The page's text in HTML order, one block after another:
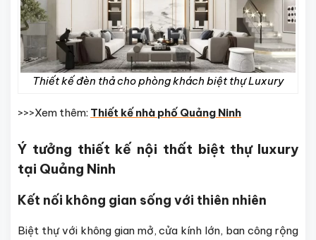
Thiết kế đèn thả cho phòng khách biệt thự Luxury
>>>Xem thêm: Thiết kế nhà phố Quảng Ninh
Ý tưởng thiết kế nội thất biệt thự luxury
tại Quảng Ninh
Kết nối không gian sống với thiên nhiên
Biệt thự với không gian mở, cửa kính lớn, ban công rộng